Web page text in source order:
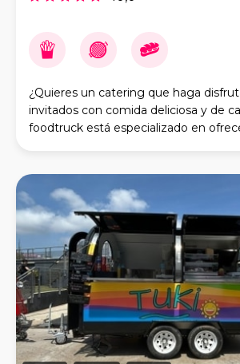
¿Quieres un catering que haga
invitados con comida deliciosa y de
foodtruck está especializado en